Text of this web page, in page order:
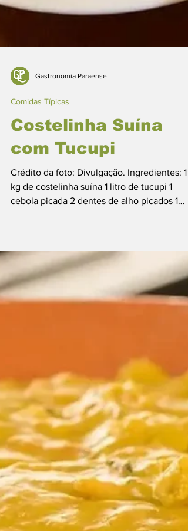
Costelinha Suína
com Tucupi
Crédito da foto: Divulgação. Ingredientes: 1
cebola picada 2 dentes de alho picados 1
pimenta...